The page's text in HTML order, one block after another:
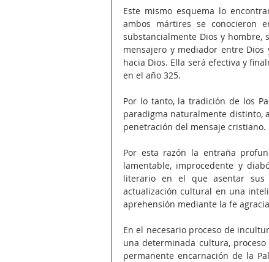
Este mismo esquema lo
ambos mártires se conocieron
substancialmente Dios y
mensajero y mediador entre
hacia Dios. Ella será efectiva y
en el año 325.
Por lo tanto, la tradición de los
paradigma naturalmente distinto,
penetración del mensaje cristiano.
Por esta razón la entraña
lamentable, improcedente y
literario en el que asentar sus
actualización cultural en una
aprehensión mediante la fe
En el necesario proceso de
una determinada cultura,
permanente encarnación de la